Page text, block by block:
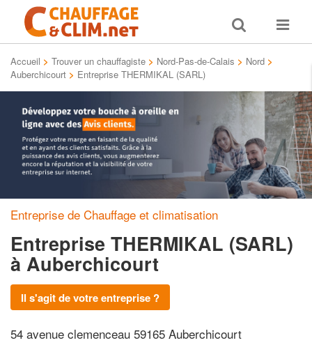
Toggle
search
Toggle
Accueil > Trouver un chauffagiste > Nord-Pas-de-Calais > Nord >
Auberchicourt > Entreprise THERMIKAL (SARL)
Entreprise de Chauffage et climatisation
Entreprise THERMIKAL (SARL)
à Auberchicourt
Il s'agit de votre entreprise ?
54 avenue clemenceau 59165 Auberchicourt